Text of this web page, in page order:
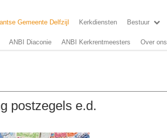
Gemeente Delfzijl Kerkdiensten Bestuur
ANBI Diaconie ANBI Kerkrentmeesters Over ons
postzegels e.d.